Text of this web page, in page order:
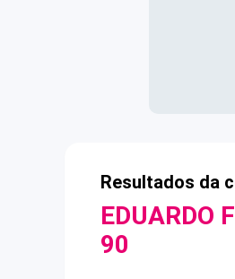
Resultados da
EDUARDO
90